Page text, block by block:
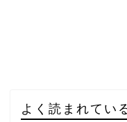
よく読まれてい